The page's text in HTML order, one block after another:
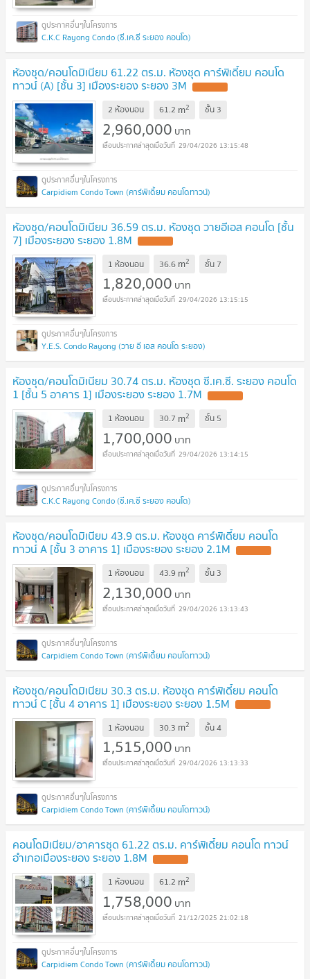
C.K.C Rayong Condo (ซี.เค.ซี ระยอง คอนโด)
ห้องชุด/คอนโดมิเนียม 61.22 ตร.ม. ห้องชุด คาร์พิเดี้ยม คอนโด
ทาวน์ (A) [ชั้น 3] เมืองระยอง ระยอง 3M
2 ห้องนอน 61.2 m2 ชั้น 3
2,960,000 บาท
29/04/2026 13:15:48
Carpidiem Condo Town (คาร์พิเดี้ยม คอนโดทาวน์)
ห้องชุด/คอนโดมิเนียม 36.59 ตร.ม. ห้องชุด วายอีเอส คอนโด [ชั้น
7] เมืองระยอง ระยอง 1.8M
1 ห้องนอน 36.6 m2 ชั้น 7
1,820,000 บาท
29/04/2026 13:15:15
Y.E.S. Condo Rayong (วาย อี เอส คอนโด ระยอง)
ห้องชุด/คอนโดมิเนียม 30.74 ตร.ม. ห้องชุด ซี.เค.ซี. ระยอง คอนโด
1 [ชั้น 5 อาคาร 1] เมืองระยอง ระยอง 1.7M
1 ห้องนอน 30.7 m2 ชั้น 5
1,700,000 บาท
29/04/2026 13:14:15
C.K.C Rayong Condo (ซี.เค.ซี ระยอง คอนโด)
ห้องชุด/คอนโดมิเนียม 43.9 ตร.ม. ห้องชุด คาร์พิเดี้ยม คอนโด
ทาวน์ A [ชั้น 3 อาคาร 1] เมืองระยอง ระยอง 2.1M
1 ห้องนอน 43.9 m2 ชั้น 3
2,130,000 บาท
29/04/2026 13:13:43
Carpidiem Condo Town (คาร์พิเดี้ยม คอนโดทาวน์)
ห้องชุด/คอนโดมิเนียม 30.3 ตร.ม. ห้องชุด คาร์พิเดี้ยม คอนโด
ทาวน์ C [ชั้น 4 อาคาร 1] เมืองระยอง ระยอง 1.5M
1 ห้องนอน 30.3 m2 ชั้น4
1,515,000 บาท
29/04/2026 13:13:33
Carpidiem Condo Town (คาร์พิเดี้ยม คอนโดทาวน์)
คอนโดมิเนียม/อาคารชุด 61.22 ตร.ม. คาร์พิเดี้ยม คอนโด ทาวน์
อำเภอเมืองระยอง ระยอง 1.8M
1 ห้องนอน 61.2 m2
1,758,000 บาท
21/12/2025 21:02:18
Carpidiem Condo Town (คาร์พิเดี้ยม คอนโดทาวน์)